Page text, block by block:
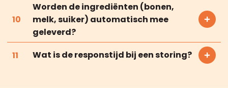
Worden de ingrediënten (bonen,
melk, suiker) automatisch mee
geleverd?
Wat is de responstijd bij een storing?